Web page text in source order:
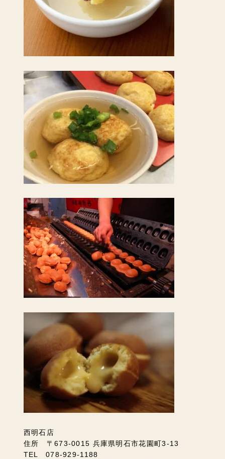
西明石店
住所 〒673-0015 兵庫県明石市花園町3-13
TEL 078-929-1188